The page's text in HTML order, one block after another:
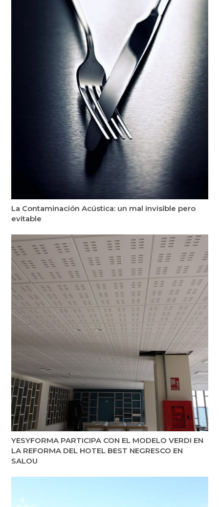
La Contaminación Acústica: un mal invisible pero
evitable
YESYFORMA PARTICIPA CON EL MODELO VERDI EN
LA REFORMA DEL HOTEL BEST NEGRESCO EN
SALOU